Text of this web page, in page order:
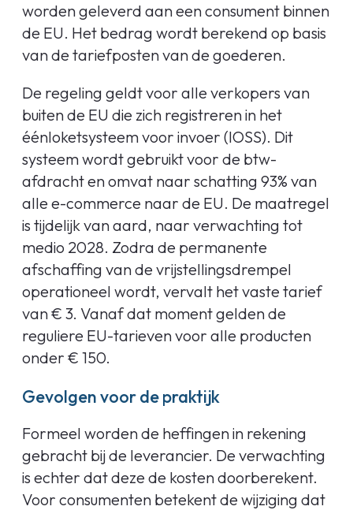
worden geleverd aan een consument binnen
de EU. Het bedrag wordt berekend op basis
van de tariefposten van de goederen.
De regeling geldt voor alle verkopers van
buiten de EU die zich registreren in het
éénloketsysteem voor invoer (IOSS). Dit
systeem wordt gebruikt voor de btw-
afdracht en omvat naar schatting 93% van
alle e-commerce naar de EU. De maatregel
is tijdelijk van aard, naar verwachting tot
medio 2028. Zodra de permanente
afschaffing van de vrijstellingsdrempel
operationeel wordt, vervalt het vaste tarief
van € 3. Vanaf dat moment gelden de
reguliere EU-tarieven voor alle producten
onder € 150.
Gevolgen voor de praktijk
Formeel worden de heffingen in rekening
gebracht bij de leverancier. De verwachting
is echter dat deze de kosten doorberekent.
Voor consumenten betekent de wijziging dat